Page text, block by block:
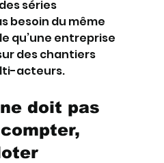
séries
besoin du même
qu’une entreprise
des chantiers
acteurs.
doit pas